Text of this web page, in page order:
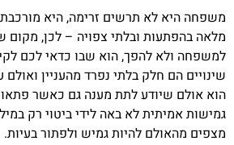
משפחה היא לא תרשים זרימה, היא
מלאה בהפתעות ובלתי צפויה – לכן,
למשפחה ולא להפך, הוא שבו כדאי לכם
שינויים הם חלק בלתי נפרד מהעניין
הוא אולם שיודע לתת מענה גם כאשר
גמישות אמיתית לא באה לידי ביטוי רק
מצפים מהאולם להיות גמיש ולפתור בעיות.